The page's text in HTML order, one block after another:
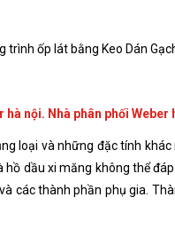
ốp lát bằng Keo Dán
nội. Nhà phân phối
loại và những đặc tính
dầu xi măng không thể
thành phần phụ gia.